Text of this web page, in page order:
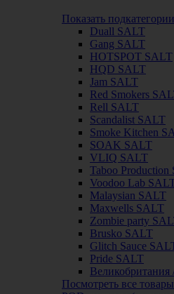
Показать подкатегории
Duall SALT
Gang SALT
HOTSPOT SALT
HQD SALT
Jam SALT
Red Smokers
Rell SALT
Scandalist SALT
Smoke Kitchen
SOAK SALT
VLIQ SALT
Taboo Production
Voodoo Lab
Malaysian SALT
Maxwells SALT
Zombie party
Brusko SALT
Glitch Sauce
Pride SALT
Посмотреть все товары